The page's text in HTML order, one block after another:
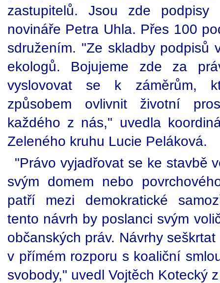
zastupitelů. Jsou zde
novináře Petra Uhla. Přes 100
sdružením. "Ze skladby podpisů
ekologů. Bojujeme zde za
vyslovovat se k záměrům,
způsobem ovlivnit životní
každého z nás," uvedla
Zeleného kruhu Lucie Peláková.
"Právo vyjadřovat se ke stavbě
svým domem nebo
patří mezi demokratické
tento návrh by poslanci svým
občanských práv. Návrhy
v přímém rozporu s koaliční
svobody," uvedl Vojtěch Kotecký